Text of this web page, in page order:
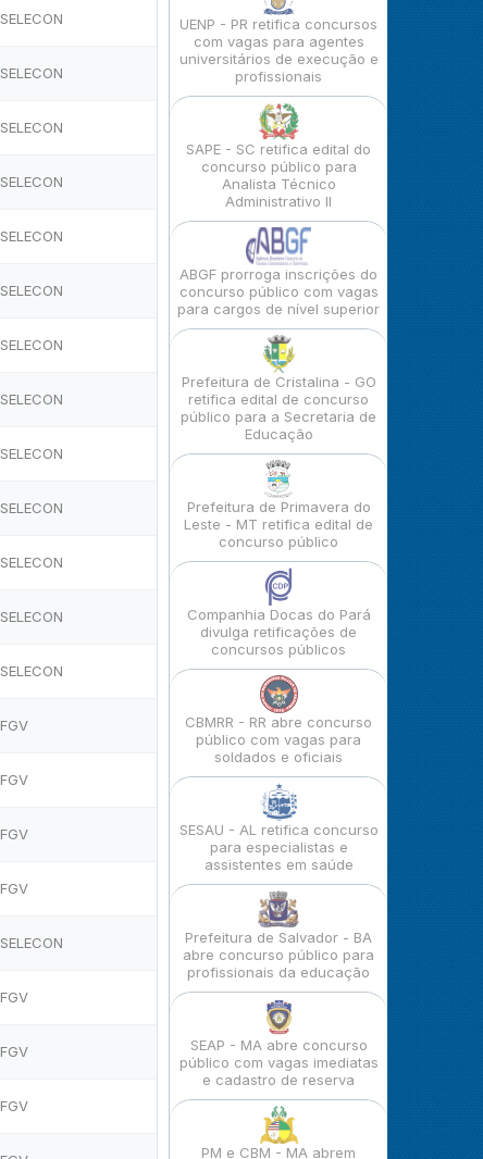
SELECON
SELECON
SELECON
SELECON
SELECON
SELECON
SELECON
SELECON
SELECON
SELECON
SELECON
SELECON
SELECON
FGV
FGV
FGV
FGV
SELECON
FGV
FGV
FGV
UENP - PR retifica concursos
com vagas para agentes
universitários de execução e
profissionais
SAPE - SC retifica edital do
concurso público para
Analista Técnico
Administrativo II
ABGF prorroga inscrições do
concurso público com vagas
para cargos de nível superior
Prefeitura de Cristalina - GO
retifica edital de concurso
público para a Secretaria de
Educação
Prefeitura de Primavera do
Leste - MT retifica edital de
concurso público
Companhia Docas do Pará
divulga retificações de
concursos públicos
CBMRR - RR abre concurso
público com vagas para
soldados e oficiais
SESAU - AL retifica concurso
para especialistas e
assistentes em saúde
Prefeitura de Salvador - BA
abre concurso público para
profissionais da educação
SEAP - MA abre concurso
público com vagas imediatas
e cadastro de reserva
PM e CBM - MA abrem